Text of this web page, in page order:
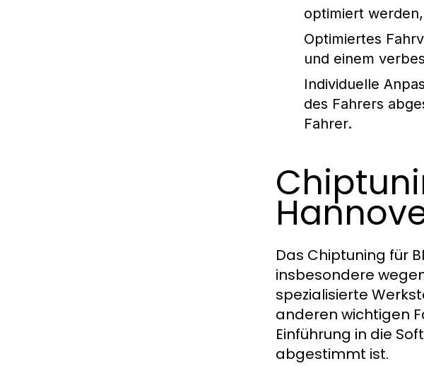
optimiert
Optimiertes
und einem
Individuelle
des Fahrers
Fahrer.
Das Chiptuning für
insbesondere
spezialisierte
anderen wichtigen
Einführung in die
abgestimmt ist.